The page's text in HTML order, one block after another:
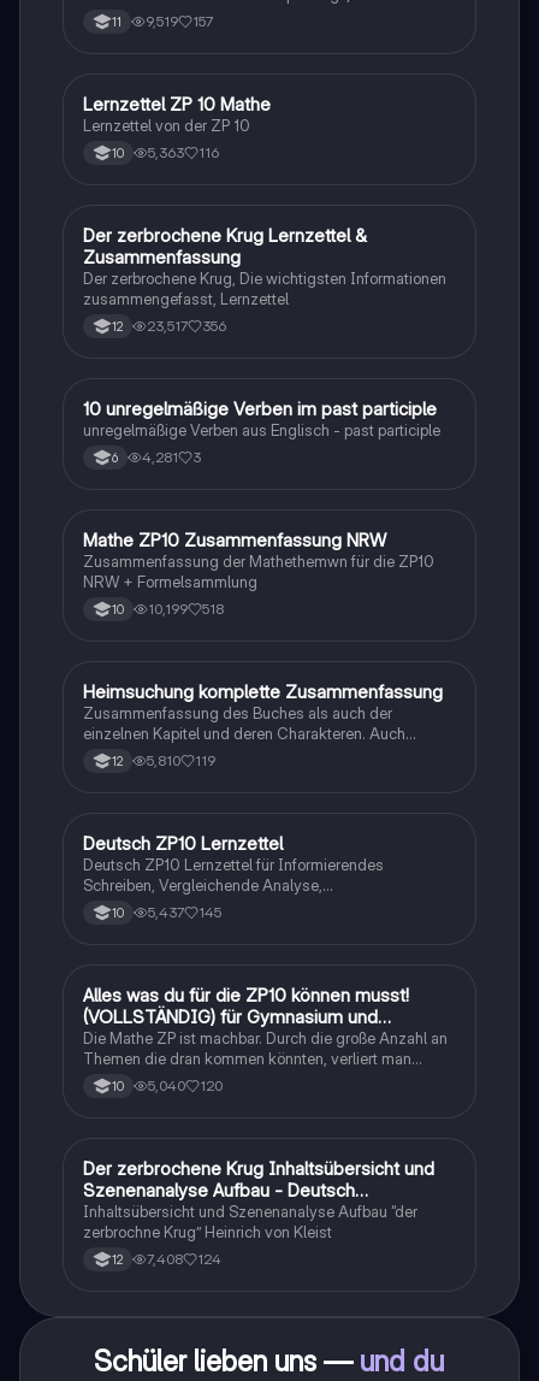
11 9,519 157
Mathe
Lernzettel ZP 10 Mathe
Lernzettel von der ZP 10
10 5,363 116
Deutsch
Der zerbrochene Krug Lernzettel &
Zusammenfassung
Der zerbrochene Krug, Die wichtigsten Informationen
zusammengefasst, Lernzettel
12 23,517 356
1 Englisch
10 unregelmäßige Verben im past participle
unregelmäßige Verben aus Englisch - past participle
6 4,281 3
Mathe
Mathe ZP10 Zusammenfassung NRW
Zusammenfassung der Mathethemwn für die ZP10
NRW + Formelsammlung
10 10,199 518
HDeutsch
Heimsuchung komplette Zusammenfassung
Zusammenfassung des Buches als auch der
einzelnen Kapitel und deren Charakteren. Auch
tabellarisch. Im Unterricht ohne KI erstellt
12 5,810 119
Deutsch
Deutsch ZP10 Lernzettel
Deutsch ZP10 Lernzettel für Informierendes
Schreiben, Vergleichende Analyse,
Sachtexte/Roman/Gedicht..
10 5,437 145
Mathe
Alles was du für die ZP10 können musst!
(VOLLSTÄNDIG) für Gymnasium und
Realschule
Die Mathe ZP ist machbar. Durch die große Anzahl an
Themen die dran kommen könnten, verliert man
schnell den Überblick. Also habe ich von den kleinsten
Themen bis hin zu den größten alles
10 5,040 120
Deutsch
Der zerbrochene Krug Inhaltsübersicht und
Szenenanalyse Aufbau - Deutsch
Q1/Q2/Abitur
Inhaltsübersicht und Szenenanalyse Aufbau “der
zerbrochne Krug” Heinrich von Kleist
12 7,408 124
Schüler lieben uns — und du